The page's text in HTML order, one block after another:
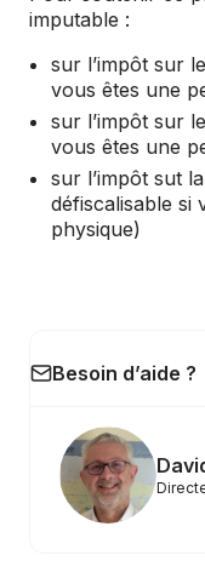
imputable :
sur l’impôt sur
vous êtes une
sur l’impôt sur
vous êtes une
sur l’impôt sut
défiscalisable si
physique)
Besoin d’aide ?